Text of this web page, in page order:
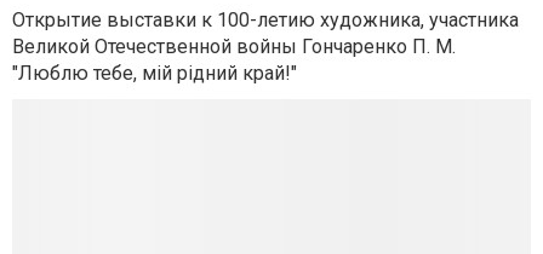
Открытие выставки к 100-летию художника, участника
Великой Отечественной войны Гончаренко П. М.
"Люблю тебе, мій рідний край!"